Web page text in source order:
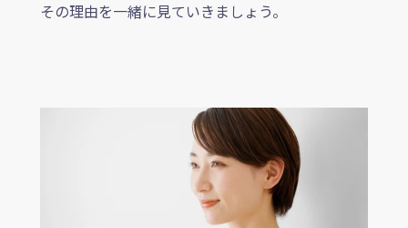
その理由を一緒に見ていきましょう。